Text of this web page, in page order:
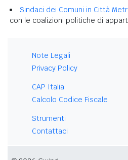
Sindaci dei Comuni in Città
con le coalizioni politiche di
Note Legali
Privacy Policy
CAP Italia
Calcolo Codice Fiscale
Strumenti
Contattaci